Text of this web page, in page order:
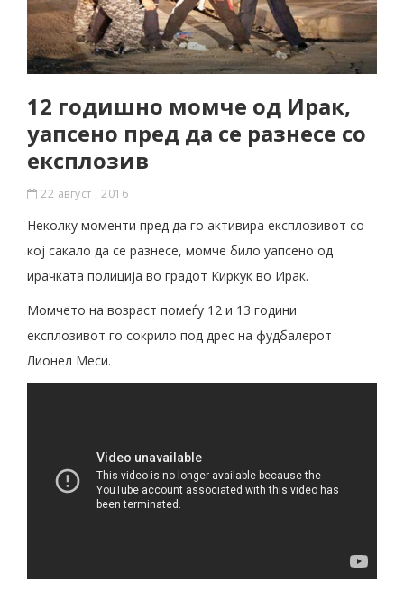
12 годишно момче од Ирак,
уапсено пред да се разнесe со
експлозив
22 август , 2016
Неколку моменти пред да го активира експлозивот со
кој сакало да се разнесе, момче било уапсено од
ирачката полиција во градот Киркук во Ирак.
Момчето на возраст помеѓу 12 и 13 години
експлозивот го сокрило под дрес на фудбалерот
Лионел Меси.